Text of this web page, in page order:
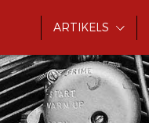
ARTIKELS